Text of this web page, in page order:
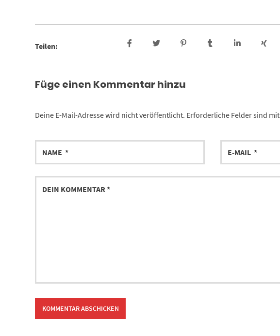
Teilen:
Füge einen Kommentar hinzu
Deine E-Mail-Adresse wird nicht veröffentlicht. Erforderliche Felder sind mit